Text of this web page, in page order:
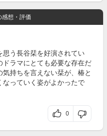
感想・評価
う長谷栞を好演されてい
ラマにとても必要な存在だ
持ちを言えない栞が、椿と
っていく姿がよかったで
0